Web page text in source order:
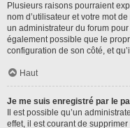
Plusieurs raisons pourraient
nom d’utilisateur et votre mot
un administrateur du forum
également possible que le
configuration de son côté, et
Haut
Je me suis enregistré par le
Il est possible qu’un
effet, il est courant de